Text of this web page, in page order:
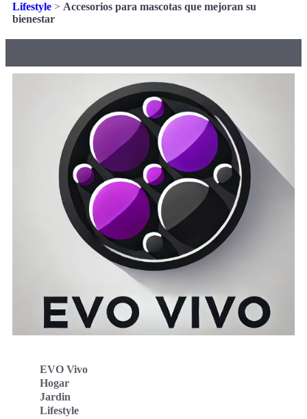
Lifestyle > Accesorios para mascotas que mejoran su
bienestar
EVO Vivo
Hogar
Jardin
Lifestyle